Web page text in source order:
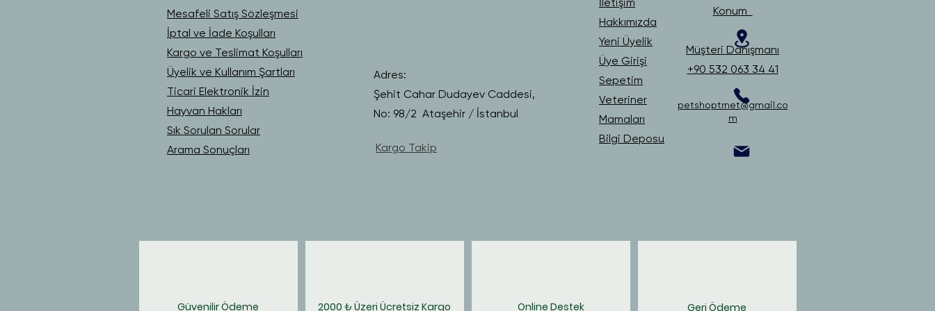
Mesafeli Satış Sözleşmesi
İptal ve İade Koşulları
Kargo ve Teslimat Koşulları
Üyelik ve Kullanım Şartları
Ticari Elektronik İzin
Hayvan Hakları
Sık Sorulan Sorular
Arama Sonuçları
Adres:
Şehit Cahar Dudayev Caddesi,
No: 98/2 Ataşehir / İstanbul
Kargo Takip
Hakkımızda
Yeni Üyelik
Üye Girişi
Sepetim
Veteriner
Mamaları
Bilgi Deposu
Konum
Müşteri Danışmanı
+90 532 063 34 41
petshoptrnet@gmail.co
m
Güvenilir Ödeme 2000 ₺ Üzeri Ücretsiz Kargo Online Destek Geri Ödeme